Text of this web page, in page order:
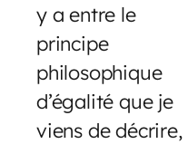
y a entre le
principe
philosophique
d’égalité que je
viens de décrire,